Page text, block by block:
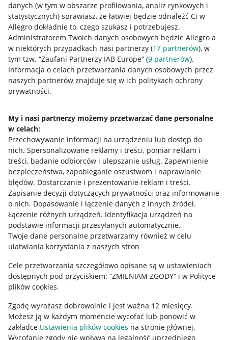
danych (w tym w obszarze profilowania, analiz rynkowych i
statystycznych) sprawiasz, że łatwiej będzie odnaleźć Ci w
Allegro dokładnie to, czego szukasz i potrzebujesz.
Administratorem Twoich danych osobowych będzie Allegro a
w niektórych przypadkach nasi partnerzy (17 partnerów), w
tym tzw. “Zaufani Partnerzy IAB Europe” (9 partnerów).
Informacja o celach przetwarzania danych osobowych przez
naszych partnerów znajduje się w ich politykach ochrony
prywatności.
My i nasi partnerzy możemy przetwarzać dane personalne
w celach:
Przechowywanie informacji na urządzeniu lub dostęp do
nich. Spersonalizowane reklamy i treści, pomiar reklam i
treści, badanie odbiorców i ulepszanie usług. Zapewnienie
bezpieczeństwa, zapobieganie oszustwom i naprawianie
błędów. Dostarczanie i prezentowanie reklam i treści.
Zapisanie decyzji dotyczących prywatności oraz informowanie
o nich. Dopasowanie i łączenie danych z innych źródeł.
Łączenie różnych urządzeń. Identyfikacja urządzeń na
podstawie informacji przesyłanych automatycznie.
Twoje dane personalne przetwarzamy również w celu
ułatwiania korzystania z naszych stron
Cele przetwarzania szczegółowo opisane są w ustawieniach
dostępnych pod przyciskiem: “ZMIENIAM ZGODY” i w Polityce
plików cookies.
Zgodę wyrażasz dobrowolnie i jest ważna 12 miesięcy.
Możesz ją w każdym momencie wycofać lub ponowić w
zakładce Ustawienia plików cookies na stronie głównej.
Wycofanie zgody nie wpływa na legalność uprzedniego
Przydatne informacje
Jak to działa
Allegro Gadane dla sprzedających
Allegro Gadane dla kupujących
Mapa miejscowości
Informacje prawne
Regulamin
Polityka plików "cookies"
Ustawienia plików "cookies"
Udostępnianie lokalizacji
Informacje dla Aktu o Usługach Cyfrowych
Pobierz aplikację